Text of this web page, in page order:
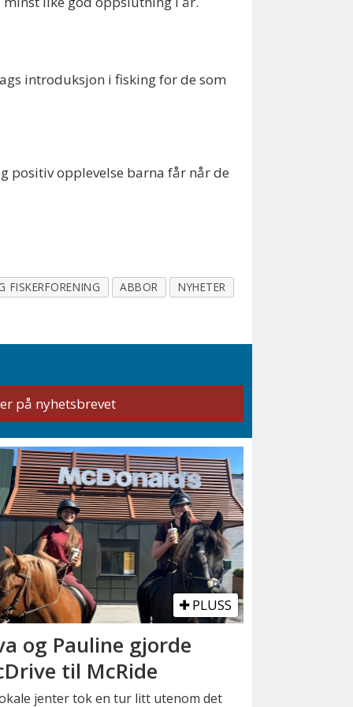
introduksjon i fisking for de som
positiv opplevelse barna får når de
FISKERFORENING ABBOR NYHETER
PLUSS
og Pauline gjorde
til McRide
jenter tok en tur litt utenom det